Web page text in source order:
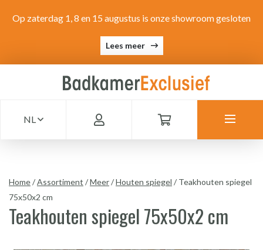
Op zaterdag 1, 8 en 15 augustus is onze showroom gesloten
Lees meer
NL
Home/Assortiment /Meer/Houten spiegel / Teakhouten spiegel
75x50x2 cm
Teakhouten spiegel 75x50x2 cm